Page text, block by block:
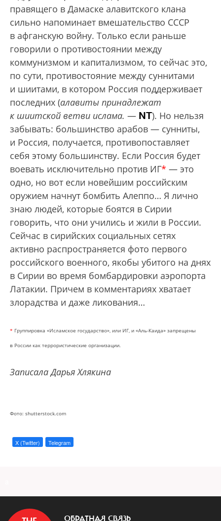
правящего в Дамаске алавитского клана
сильно напоминает вмешательство СССР
в афганскую войну. Только если раньше
говорили о противостоянии между
коммунизмом и капитализмом, то сейчас это,
по сути, противостояние между суннитами
и шиитами, в котором Россия поддерживает
последних (алавиты принадлежат
к шиитской ветви ислама. — NT). Но нельзя
забывать: большинство арабов — сунниты,
и Россия, получается, противопоставляет
себя этому большинству. Если Россия будет
воевать исключительно против ИГ* — это
одно, но вот если новейшим российским
оружием начнут бомбить Алеппо… Я лично
знаю людей, которые боятся в Сирии
говорить, что они учились и жили в России.
Сейчас в сирийских социальных сетях
активно распространяется фото первого
российского военного, якобы убитого на днях
в Сирии во время бомбардировки аэропорта
Латакии. Причем в комментариях хватает
злорадства и даже ликования…
* Группировка «Исламское государство», или ИГ, и «Аль-Каида» запрещены
в России как террористические организации.
Записала Дарья Хлякина
Фото: shutterstock.com
X (Twitter) Telegram
ОБРАТНАЯ СВЯЗЬ